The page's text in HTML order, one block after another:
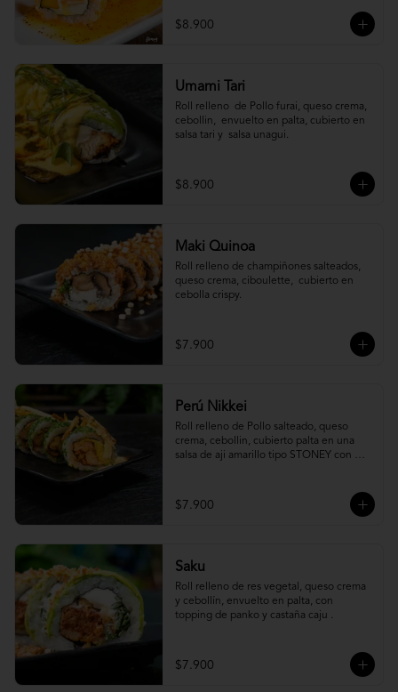
$8.900
Umami Tari
Roll relleno  de Pollo furai, queso crema,
cebollin,  envuelto en palta, cubierto en
salsa tari y  salsa unagui.
$8.900
Maki Quinoa
​Roll relleno de champiñones salteados,
queso crema, ciboulette,  cubierto en
cebolla crispy.
$7.900
Perú Nikkei
Roll relleno de Pollo salteado, queso
crema, cebollin, cubierto palta en una
salsa de aji amarillo tipo STONEY con
$7.900
Saku
Roll relleno de res vegetal, queso crema
y cebollín, envuelto en palta, con
topping de panko y castaña caju .
$7.900